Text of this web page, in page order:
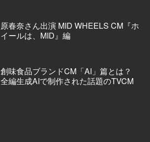
原春奈さん出演 MID WHEELS CM『ホ
イールは、MID』編
創味食品ブランドCM「AI」篇とは？
全編生成AIで制作された話題のTVCM